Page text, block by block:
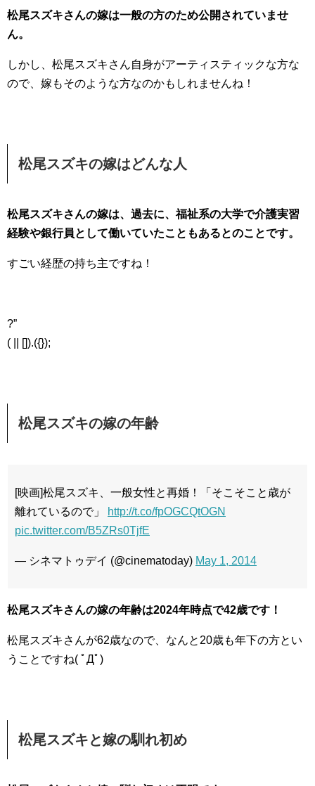
松尾スズキさんの嫁は一般の方のため公開されていませ
ん。
しかし、松尾スズキさん自身がアーティスティックな方な
ので、嫁もそのような方なのかもしれませんね！
松尾スズキの嫁はどんな人
松尾スズキさんの嫁は、過去に、福祉系の大学で介護実習
経験や銀行員として働いていたこともあるとのことです。
すごい経歴の持ち主ですね！
?”
( || []).({});
松尾スズキの嫁の年齢
[映画]松尾スズキ、一般女性と再婚！「そこそこと歳が
離れているので」
http://t.co/fpOGCQtOGN
pic.twitter.com/B5ZRs0TjfE
— シネマトゥデイ (@cinematoday) May 1, 2014
松尾スズキさんの嫁の年齢は2024年時点で42歳です！
松尾スズキさんが62歳なので、なんと20歳も年下の方とい
うことですね( ﾟДﾟ)
松尾スズキと嫁の馴れ初め